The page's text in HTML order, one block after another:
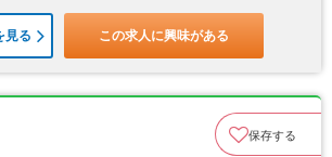
見る この求人に興味がある
保存する